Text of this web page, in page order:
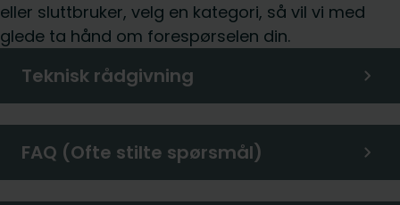
eller sluttbruker, velg en kategori, så vil vi med
glede ta hånd om forespørselen din.
Teknisk rådgivning
FAQ (Ofte stilte spørsmål)